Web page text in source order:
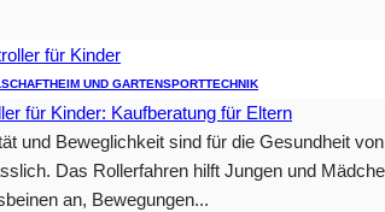
HEIM UND GARTENSPORTTECHNIK
für Kinder: Kaufberatung für Eltern
und Beweglichkeit sind für die Gesundheit
Das Rollerfahren hilft Jungen und
an, Bewegungen...